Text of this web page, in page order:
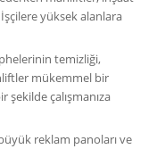
yüksek alanlara
temizliği,
mükemmel bir
çalışmanıza
reklam panoları ve